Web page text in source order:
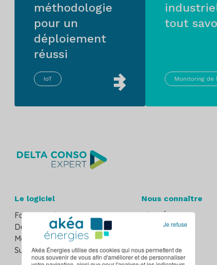
Akéa Énergies utilise des cookies qui nous permettent de
nous souvenir de vous afin d'améliorer et de personnaliser
Je refuse
méthodologie
pour un
déploiement
réussi
IoT
tout
Monitoring de
Le logiciel
Fonctionnalités
Décret tertiaire
Monitoring de l'énergie
Suivi des compteurs d'eau
Nous connaître
Akéa Énergies